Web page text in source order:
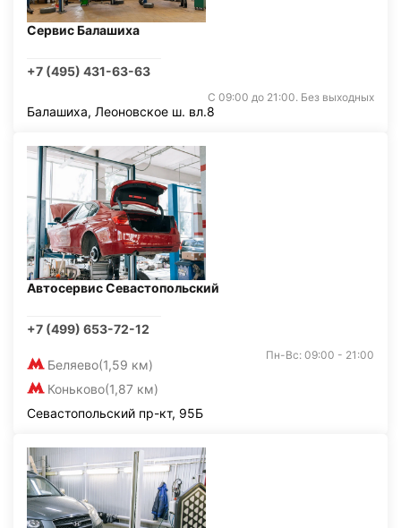
Сервис Балашиха
+7 (495) 431-63-63
С 09:00 до 21:00. Без выходных
Балашиха, Леоновское ш. вл.8
Автосервис Севастопольский
+7 (499) 653-72-12
Беляево(1,59 км)
Коньково(1,87 км)
Пн-Вс: 09:00 - 21:00
Севастопольский пр-кт, 95Б